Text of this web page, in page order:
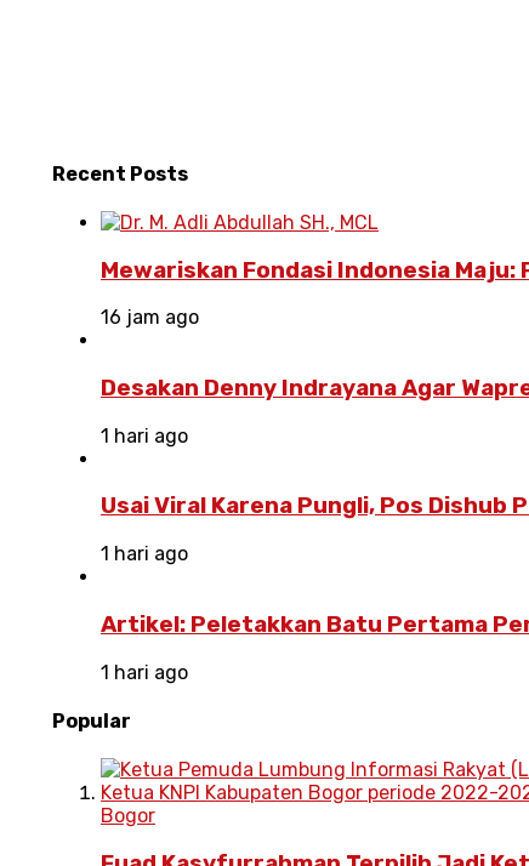
Recent Posts
Mewariskan Fondasi Indonesia Maju:
16 jam ago
Desakan Denny Indrayana Agar
1 hari ago
Usai Viral Karena Pungli, Pos Dishub
1 hari ago
Artikel: Peletakkan Batu Pertama
1 hari ago
Popular
Bogor